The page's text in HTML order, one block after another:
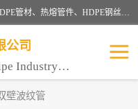
深圳市鑫润通管业有限公司专业生产批发：HDPE管材、热熔管件、HDPE钢丝骨架管、电熔管件、HDPE双壁波纹管、MPP电力管、井盖、PVC管材管件、PPR管材管件等；公司自创建以来，始终秉承“团结、务实、创新、守信”的服务宗旨，凭借专业的服务以及多年的勤奋拼搏，发展成为一家专业销售各种管材管件，绝缘电工套管及配件等系列产品的贸易公司。
公司
Shenzhen Xinruntong Pipe Industry Co., Ltd
壁波纹管